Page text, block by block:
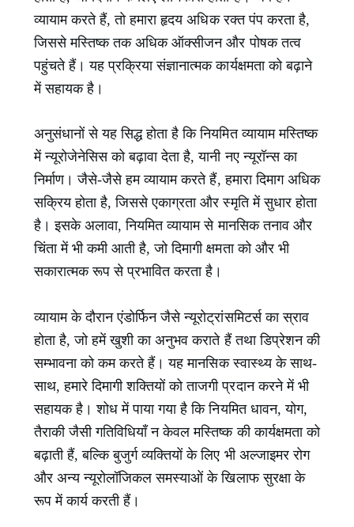
व्यायाम करते हैं, तो हमारा हृदय अधिक रक्त पंप करता है,
जिससे मस्तिष्क तक अधिक ऑक्सीजन और पोषक तत्व
पहुंचते हैं। यह प्रक्रिया संज्ञानात्मक कार्यक्षमता को बढ़ाने
में सहायक है।
अनुसंधानों से यह सिद्ध होता है कि नियमित व्यायाम मस्तिष्क
में न्यूरोजेनेसिस को बढ़ावा देता है, यानी नए न्यूरॉन्स का
निर्माण। जैसे-जैसे हम व्यायाम करते हैं, हमारा दिमाग अधिक
सक्रिय होता है, जिससे एकाग्रता और स्मृति में सुधार होता
है। इसके अलावा, नियमित व्यायाम से मानसिक तनाव और
चिंता में भी कमी आती है, जो दिमागी क्षमता को और भी
सकारात्मक रूप से प्रभावित करता है।
व्यायाम के दौरान एंडोर्फिन जैसे न्यूरोट्रांसमिटर्स का स्राव
होता है, जो हमें खुशी का अनुभव कराते हैं तथा डिप्रेशन की
सम्भावना को कम करते हैं। यह मानसिक स्वास्थ्य के साथ-
साथ, हमारे दिमागी शक्तियों को ताजगी प्रदान करने में भी
सहायक है। शोध में पाया गया है कि नियमित धावन, योग,
तैराकी जैसी गतिविधियाँ न केवल मस्तिष्क की कार्यक्षमता को
बढ़ाती हैं, बल्कि बुजुर्ग व्यक्तियों के लिए भी अल्जाइमर रोग
और अन्य न्यूरोलॉजिकल समस्याओं के खिलाफ सुरक्षा के
रूप में कार्य करती हैं।